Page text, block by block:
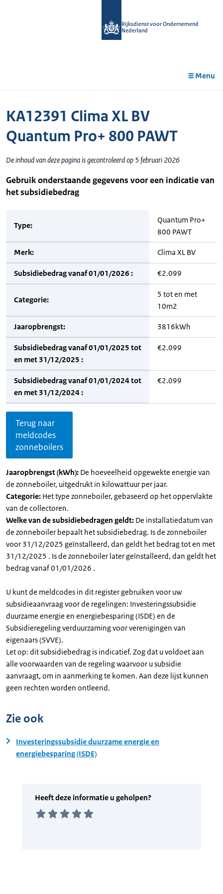
Rijksdienst voor Ondernemend
Nederland
Menu
KA12391 Clima XL BV
Quantum Pro+ 800 PAWT
De inhoud van deze pagina is gecontroleerd op 5 februari 2026
Gebruik onderstaande gegevens voor een indicatie van
het subsidiebedrag
Type:
Quantum Pro+
800 PAWT
Merk: Clima XL BV
Subsidiebedrag vanaf 01/01/2026 : €2.099
Categorie:
5 tot en met
10m2
Jaaropbrengst: 3816kWh
Subsidiebedrag vanaf 01/01/2025 tot
en met 31/12/2025 :
€2.099
Subsidiebedrag vanaf 01/01/2024 tot
en met 31/12/2024 :
€2.099
Terug naar
meldcodes
zonneboilers
Jaaropbrengst (kWh): De hoeveelheid opgewekte energie van
de zonneboiler, uitgedrukt in kilowattuur per jaar.
Categorie: Het type zonneboiler, gebaseerd op het oppervlakte
van de collectoren.
Welke van de subsidiebedragen geldt: De installatiedatum van
de zonneboiler bepaalt het subsidiebedrag. Is de zonneboiler
voor 31/12/2025 geïnstalleerd, dan geldt het bedrag tot en met
31/12/2025 . Is de zonneboiler later geïnstalleerd, dan geldt het
bedrag vanaf 01/01/2026 .
U kunt de meldcodes in dit register gebruiken voor uw
subsidieaanvraag voor de regelingen: Investeringssubsidie
duurzame energie en energiebesparing (ISDE) en de
Subsidieregeling verduurzaming voor verenigingen van
eigenaars (SVVE).
Let op: dit subsidiebedrag is indicatief. Zog dat u voldoet aan
alle voorwaarden van de regeling waarvoor u subsidie
aanvraagt, om in aanmerking te komen. Aan deze lijst kunnen
geen rechten worden ontleend.
Zie ook
Investeringssubsidie duurzame energie en
energiebesparing (ISDE)